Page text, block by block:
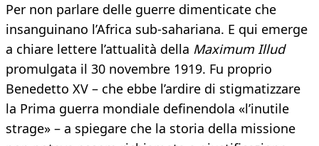
Per non parlare delle guerre dimenticate che
insanguinano l’Africa sub-sahariana. E qui emerge
a chiare lettere l’attualità della Maximum Illud
promulgata il 30 novembre 1919. Fu proprio
Benedetto XV – che ebbe l’ardire di stigmatizzare
la Prima guerra mondiale definendola «l’inutile
strage» – a spiegare che la storia della missione